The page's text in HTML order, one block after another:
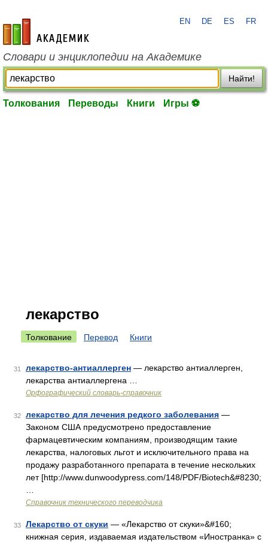
academic.ru
EN DE ES FR
Словари и энциклопедии на Академике
Найти!
Толкования Переводы Книги Игры ⚽
лекарство
Толкование Перевод Книги
31 лекарство-антиаллерген — лекарство антиаллерген,
лекарства антиаллергена …
Орфографический словарь-справочник
32 лекарство для лечения редкого заболевания —
Законом США предусмотрено предоставление
фармацевтическим компаниям, производящим такие
лекарства, налоговых льгот и исключительного права на
продажу разработанного препарата в течение нескольких
лет [http://www.dunwoodypress.com/148/PDF/Biotech&#8230;
Справочник технического переводчика
33 Лекарство от скуки — «Лекарство от скуки»&#160;
книжная серия, издаваемая издательством «Иностранка» с